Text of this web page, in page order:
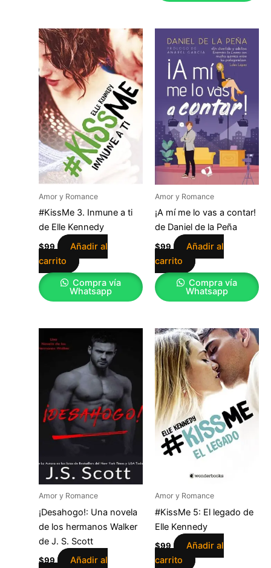
Amor y Romance
#KissMe 3. Inmune a ti
de Elle Kennedy
$99
Añadir al
carrito
Compra vía
Whatsapp
Amor y Romance
¡A mí me lo vas a contar!
de Daniel de la Peña
$99
Añadir al
carrito
Compra vía
Whatsapp
Amor y Romance
¡Desahogo!: Una novela
de los hermanos Walker
de J. S. Scott
$99
Añadir al
Amor y Romance
#KissMe 5: El legado de
Elle Kennedy
$99
Añadir al
carrito